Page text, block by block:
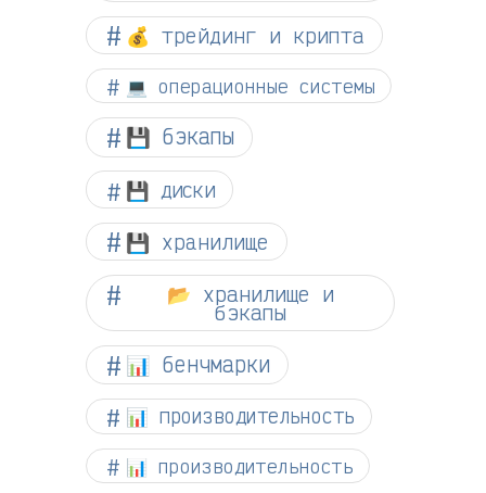
💰 трейдинг и крипта
💻 операционные системы
💾 бэкапы
💾 диски
💾 хранилище
📂 хранилище и
бэкапы
📊 бенчмарки
📊 производительность
📊 производительность